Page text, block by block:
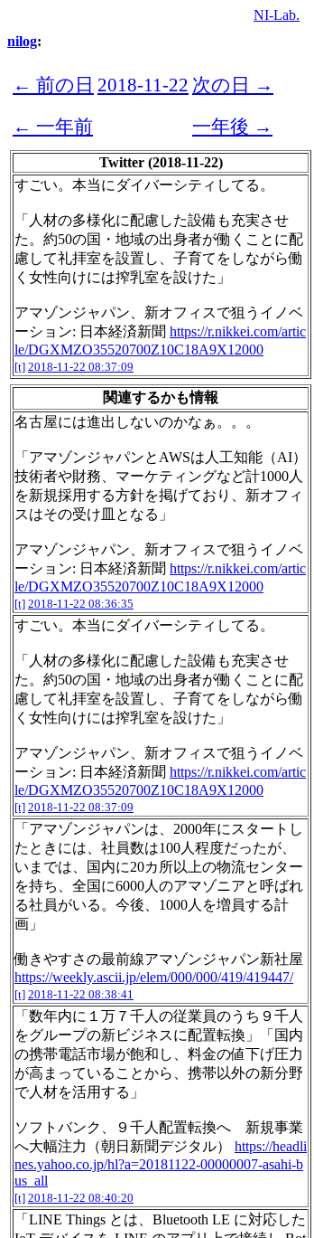
NI-Lab.
nilog:
← 前の日 2018-11-22 次の日 →
← 一年前
一年後 →
Twitter (2018-11-22)
すごい。本当にダイバーシティしてる。
「人材の多様化に配慮した設備も充実させ
た。約50の国・地域の出身者が働くことに配
慮して礼拝室を設置し、子育てをしながら働
く女性向けには搾乳室を設けた」
アマゾンジャパン、新オフィスで狙うイノベ
ーション: 日本経済新聞 https://r.nikkei.com/artic
le/DGXMZO35520700Z10C18A9X12000
[t] 2018-11-22 08:37:09
関連するかも情報
名古屋には進出しないのかなぁ。。。
「アマゾンジャパンとAWSは人工知能（AI）
技術者や財務、マーケティングなど計1000人
を新規採用する方針を掲げており、新オフィ
スはその受け皿となる」
アマゾンジャパン、新オフィスで狙うイノベ
ーション: 日本経済新聞 https://r.nikkei.com/artic
le/DGXMZO35520700Z10C18A9X12000
[t] 2018-11-22 08:36:35
すごい。本当にダイバーシティしてる。
「人材の多様化に配慮した設備も充実させ
た。約50の国・地域の出身者が働くことに配
慮して礼拝室を設置し、子育てをしながら働
く女性向けには搾乳室を設けた」
アマゾンジャパン、新オフィスで狙うイノベ
ーション: 日本経済新聞 https://r.nikkei.com/artic
le/DGXMZO35520700Z10C18A9X12000
[t] 2018-11-22 08:37:09
「アマゾンジャパンは、2000年にスタートし
たときには、社員数は100人程度だったが、
いまでは、国内に20カ所以上の物流センター
を持ち、全国に6000人のアマゾニアと呼ばれ
る社員がいる。今後、1000人を増員する計
画」
働きやすさの最前線アマゾンジャパン新社屋
https://weekly.ascii.jp/elem/000/000/419/419447/
[t] 2018-11-22 08:38:41
「数年内に１万７千人の従業員のうち９千人
をグループの新ビジネスに配置転換」「国内
の携帯電話市場が飽和し、料金の値下げ圧力
が高まっていることから、携帯以外の新分野
で人材を活用する」
ソフトバンク、９千人配置転換へ 新規事業
へ大幅注力（朝日新聞デジタル） https://headli
nes.yahoo.co.jp/hl?a=20181122-00000007-asahi-b
us_all
[t] 2018-11-22 08:40:20
「LINE Things とは、Bluetooth LE に対応した